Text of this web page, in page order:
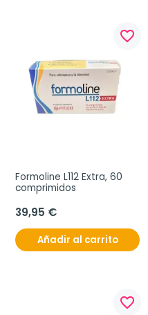
favorite_border
Formoline L112 Extra, 60
comprimidos
39,95 €
Añadir al carrito
favorite_border